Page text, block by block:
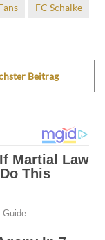
FC Schalke
Beitrag